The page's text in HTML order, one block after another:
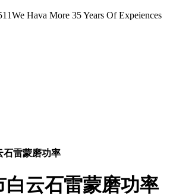
We Hava More 35 Years Of Expeiences
石雷蒙磨功率
白云石雷蒙磨功率